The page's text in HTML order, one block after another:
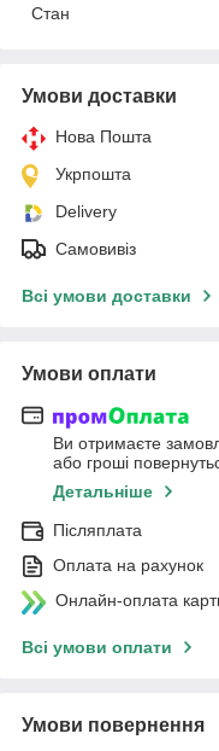
Стан
Умови доставки
Нова Пошта
Укрпошта
Delivery
Самовивіз
Всі умови доставки
Умови оплати
Ви отримаєте
або гроші
Детальніше
Післяплата
Оплата на рахунок
Онлайн-оплата
Всі умови оплати
Умови повернення